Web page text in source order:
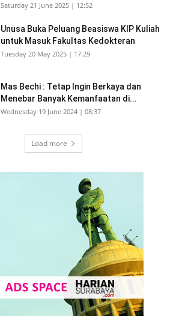
Saturday 21 June 2025 | 12:52
Unusa Buka Peluang Beasiswa KIP Kuliah
untuk Masuk Fakultas Kedokteran
Tuesday 20 May 2025 | 17:29
Mas Bechi : Tetap Ingin Berkaya dan
Menebar Banyak Kemanfaatan di...
Wednesday 19 June 2024 | 08:37
Load more